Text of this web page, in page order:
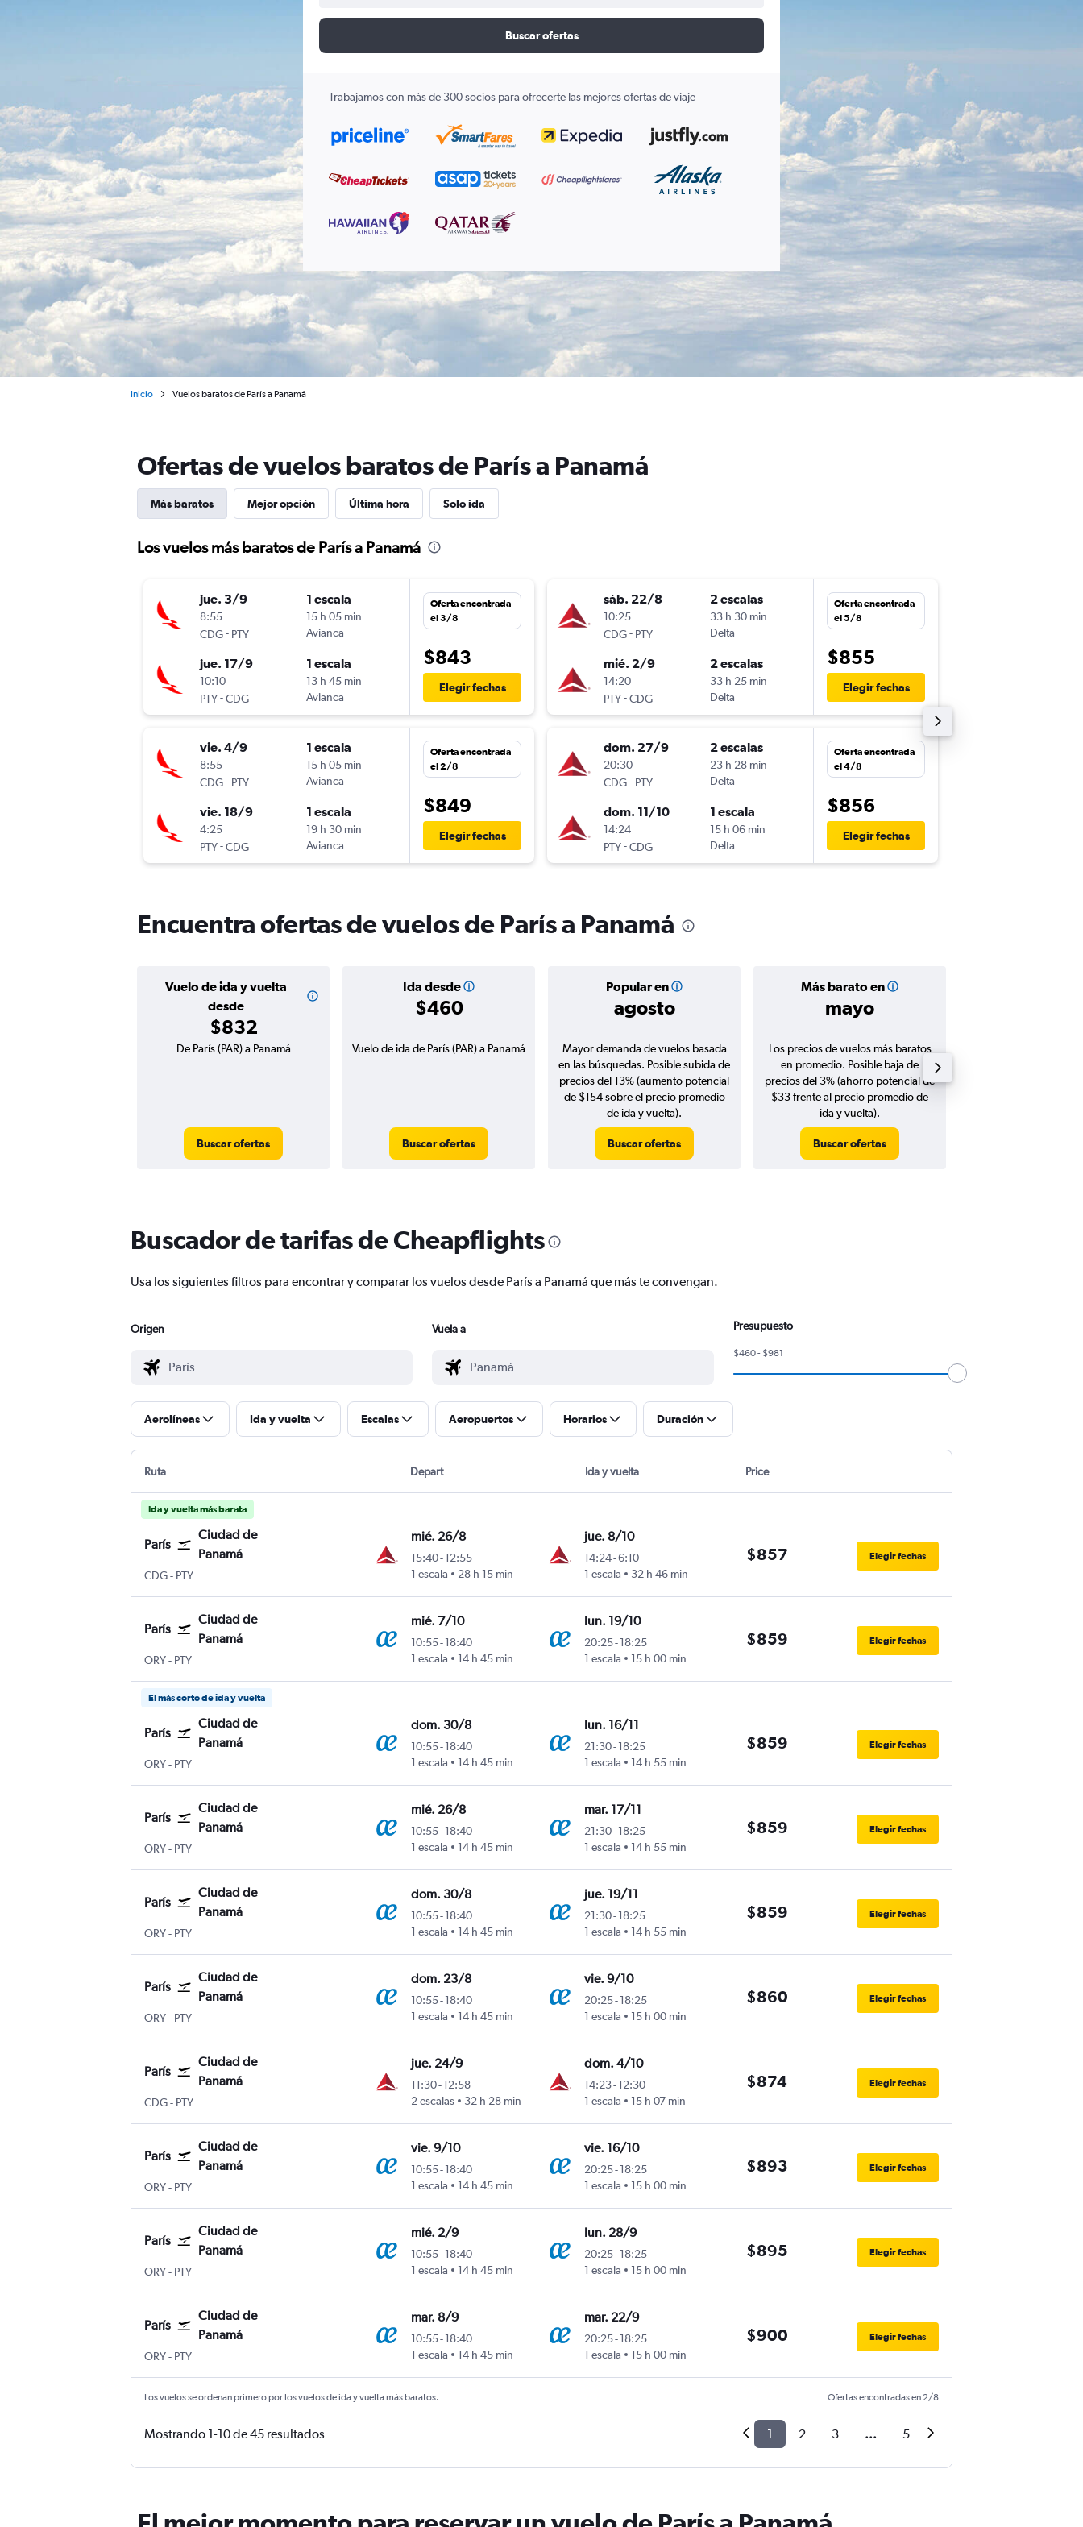
Buscar ofertas
Trabajamos con más de 300 socios para ofrecerte las mejores ofertas de viaje
Inicio Vuelos baratos de París a Panamá
Ofertas de vuelos baratos de París a Panamá
Más baratos Mejor opción Última hora Solo ida
Los vuelos más baratos de París a Panamá
jue. 3/9
8:55
CDG- PTY
1 escala
15 h 05 min
Avianca
jue. 17/9
10:10
PTY-CDG
1 escala
13 h 45 min
Avianca
Oferta encontrada
el 3/8
$843
Elegir fechas
vie. 4/9
8:55
CDG- PTY
1 escala
15 h 05 min
Avianca
vie. 18/9
4:25
PTY-CDG
1 escala
19 h 30 min
Avianca
Oferta encontrada
el 2/8
$849
Elegir fechas
sáb. 22/8
10:25
CDG- PTY
2 escalas
33 h 30 min
Delta
mié. 2/9
14:20
PTY-CDG
2 escalas
33 h 25 min
Delta
Oferta encontrada
el 5/8
$855
Elegir fechas
dom. 27/9
20:30
CDG- PTY
2 escalas
23 h 28 min
Delta
dom. 11/10
14:24
PTY-CDG
1 escala
15 h 06 min
Delta
Oferta encontrada
el 4/8
$856
Elegir fechas
Encuentra ofertas de vuelos de París a Panamá
Vuelo de ida y vuelta
desde
$832
Ida desde
$460
Popular en
agosto
Más barato en
mayo
De París (PAR) a Panamá
Buscar ofertas
Vuelo de ida de París (PAR) a Panamá
Buscar ofertas
Mayor demanda de vuelos basada
en las búsquedas. Posible subida de
precios del 13% (aumento potencial
de $154 sobre el precio promedio
de ida y vuelta).
Buscar ofertas
Los precios de vuelos más baratos
en promedio. Posible baja de
precios del 3% (ahorro potencial de
$33 frente al precio promedio de
ida y vuelta).
Buscar ofertas
Buscador de tarifas de Cheapflights
Usa los siguientes filtros para encontrar y comparar los vuelos desde París a Panamá que más te convengan.
Origen Vuela a Presupuesto
$460 - $981
Aerolíneas Ida y vuelta Escalas Aeropuertos Horarios Duración
Ruta Depart Ida y vuelta Price
Ida y vuelta más barata
París
Ciudad de
Panamá
CDGParís-Charles de Gaulle
- PTY
mié. 26/8
15:40-12:55
1 escala
28 h 15 min
jue. 8/10
14:24-6:10
1 escala
32 h 46 min
$857 Elegir fechas
París
Ciudad de
Panamá
ORYParís-Orly
- PTY
mié. 7/10
10:55-18:40
1 escala
14 h 45 min
lun. 19/10
20:25-18:25
1 escala
15 h 00 min
$859 Elegir fechas
El más corto de ida y vuelta
París
Ciudad de
Panamá
ORYParís-Orly
- PTY
dom. 30/8
10:55-18:40
1 escala
14 h 45 min
lun. 16/11
21:30-18:25
1 escala
14 h 55 min
$859 Elegir fechas
París
Ciudad de
Panamá
ORYParís-Orly
- PTY
mié. 26/8
10:55-18:40
1 escala
14 h 45 min
mar. 17/11
21:30-18:25
1 escala
14 h 55 min
$859 Elegir fechas
París
Ciudad de
Panamá
ORYParís-Orly
- PTY
dom. 30/8
10:55-18:40
1 escala
14 h 45 min
jue. 19/11
21:30-18:25
1 escala
14 h 55 min
$859 Elegir fechas
París
Ciudad de
Panamá
ORYParís-Orly
- PTY
dom. 23/8
10:55-18:40
1 escala
14 h 45 min
vie. 9/10
20:25-18:25
1 escala
15 h 00 min
$860 Elegir fechas
París
Ciudad de
Panamá
CDGParís-Charles de Gaulle
- PTY
jue. 24/9
11:30-12:58
2 escalas
32 h 28 min
dom. 4/10
14:23-12:30
1 escala
15 h 07 min
$874 Elegir fechas
París
Ciudad de
Panamá
ORYParís-Orly
- PTY
vie. 9/10
10:55-18:40
1 escala
14 h 45 min
vie. 16/10
20:25-18:25
1 escala
15 h 00 min
$893 Elegir fechas
París
Ciudad de
Panamá
ORYParís-Orly
- PTY
mié. 2/9
10:55-18:40
1 escala
14 h 45 min
lun. 28/9
20:25-18:25
1 escala
15 h 00 min
$895 Elegir fechas
París
Ciudad de
Panamá
ORYParís-Orly
- PTY
mar. 8/9
10:55-18:40
1 escala
14 h 45 min
mar. 22/9
20:25-18:25
1 escala
15 h 00 min
$900 Elegir fechas
Los vuelos se ordenan primero por los vuelos de ida y vuelta más baratos. Ofertas encontradas en 2/8
Mostrando 1-10 de 45 resultados 1 2 3 ... 5